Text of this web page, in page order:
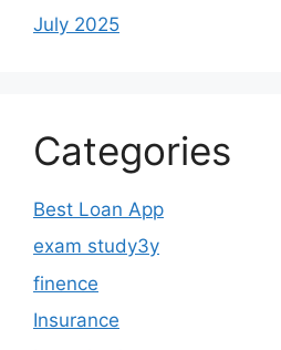
July 2025
Categories
Best Loan App
exam study3y
finence
Insurance